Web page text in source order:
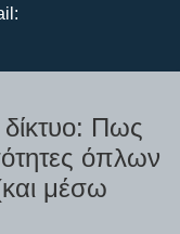
Πως
όπλων
μέσω